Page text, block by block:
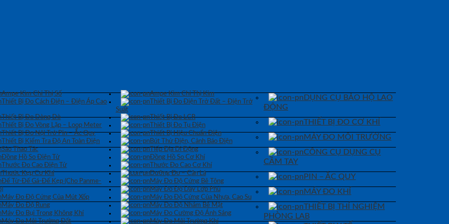
Ampe Kìm Chỉ Thị Số
Ampe Kìm Chỉ Thị Kim
Thiết Bị Đo Cách Điện – Điện Áp Cao
Thiết Bị Đo Điện Trở Đất – Điện Trở
Suất
Thiết Bị Đo Dòng Dò
Thiết Bị Đo LCR
Thiết Bị Đo Vòng Lặp – Loop Meter
Thiết Bị Đo Tụ Điện
Thiết Bị Đo Nội Trở Pin – Ắc Quy
Thiết Bị Hiệu Chuẩn Điện
Thiết Bị Kiểm Tra Độ An Toàn Điện
DỤNG CỤ BẢO HỘ LAO
ĐỘNG
Bút Thử Điện, Cảnh Báo Điện
Sào Thao Tác
Tiếp Địa Di Động
THIẾT BỊ ĐO CƠ KHÍ
Đồng Hồ So Điện Tử
Đồng Hồ So Cơ Khí
Thước Đo Cao Điện Tử
Thước Đo Cao Cơ Khí
Thước Kẹp Cơ Khí
Dưỡng Đo – Căn Lá
Đế Từ-Đế Gá-Đế Kẹp (Cho Panme-
Máy Đo Độ Cứng Bê Tông
Máy Đo Độ Dày Lớp Phủ
Máy Đo Độ Cứng Của Mút Xốp
Máy Đo Độ Cứng Của Nhựa, Cao Su
Máy Đo Độ Rung Máy Đo Độ Nhám Bề Mặt
MÁY ĐO MÔI TRƯỜNG
Máy Đo Bụi Trong Không Khí
Máy Đo Cường Độ Ánh Sáng
Máy Đo Môi Trường Đất
Máy Đo Môi Trường Khí
CÔNG CỤ DỤNG CỤ
CẦM TAY
PIN – ẮC QUY
MÁY ĐO KHÍ
THIẾT BỊ THÍ NGHIỆM
PHÒNG LAB